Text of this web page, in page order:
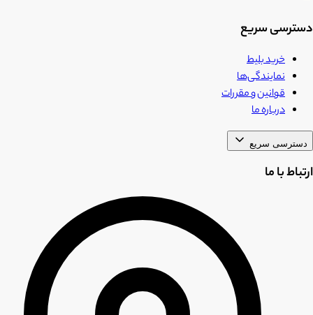
دسترسی سریع
خرید بلیط
نمایندگی‌ها
قوانین و مقررات
درباره ما
دسترسی سریع
ارتباط با ما